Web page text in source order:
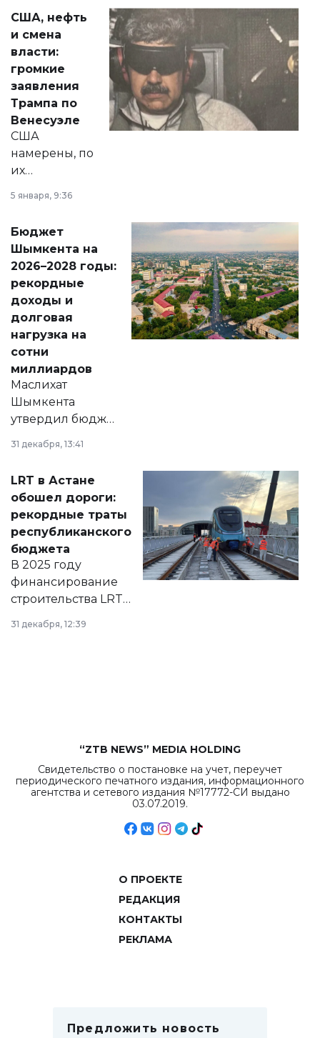
актуальных тем —
от слухов о
политических
реформах до
вопросов армии,
экономики и
личного здоровья.
США, нефть
и смена
власти:
громкие
заявления
Трампа по
Венесуэле
США
намерены, по
их
принести
народу
Венесуэлы.
5 января, 9:36
Бюджет
Шымкента на
2026–2028 годы:
рекордные
доходы и
долговая
нагрузка на
сотни
миллиардов
Маслихат
Шымкента
утвердил бюджет
города на 2026–
2028 годы.
документ
появился в базе
нормативных
правовых актов и
на сайте маслихат
города.
31 декабря, 13:41
LRT в Астане
обошел дороги:
рекордные траты
республиканского
бюджета
В 2025 году
финансирование
строительства LRT
в Астане из
республиканского
31 декабря, 12:39
“ZTB NEWS” MEDIA HOLDING
Свидетельство о постановке на учет, переучет
периодического печатного издания, информационного
агентства и сетевого издания №17772-СИ выдано
03.07.2019.
О ПРОЕКТЕ
РЕДАКЦИЯ
КОНТАКТЫ
РЕКЛАМА
Предложить новость